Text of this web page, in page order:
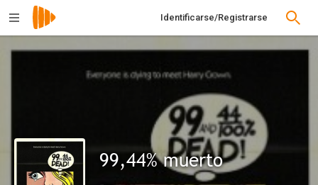
Identificarse/Registrarse
99,44% muerto